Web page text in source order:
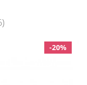
-20%